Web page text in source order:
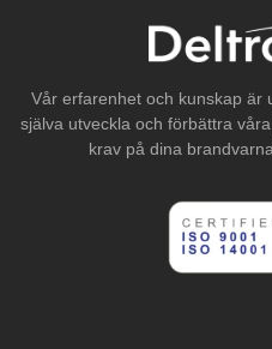
Vår erfarenhet och kunskap är
själva utveckla och förbättra
krav på dina